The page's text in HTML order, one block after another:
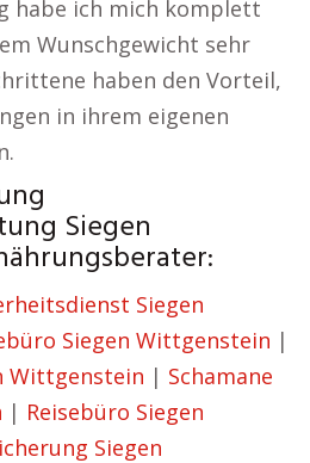
habe ich mich komplett
Wunschgewicht sehr
haben den Vorteil,
in ihrem eigenen
Siegen
Siegen
Siegen Wittgenstein |
Wittgenstein | Schamane
| Reisebüro Siegen
Siegen